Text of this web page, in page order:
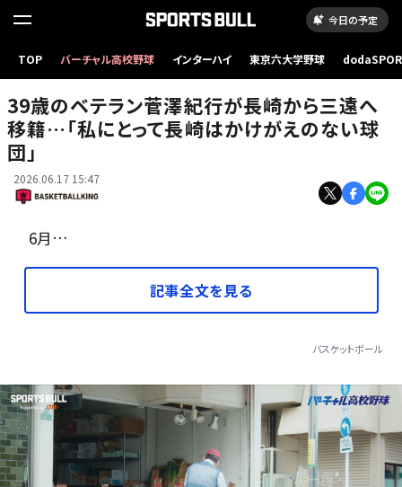
今日の予定
TOP バーチャル高校野球 インターハイ 東京六大学野球
長崎から三遠への移籍が発表された菅澤紀行［写真］＝B.LEAGUE
39歳のベテラン菅澤紀行が長崎から三遠へ
移籍…「私にとって長崎はかけがえのない球
団」
2026.06.17 15:47
6月…
記事全文を見る
バスケットボール